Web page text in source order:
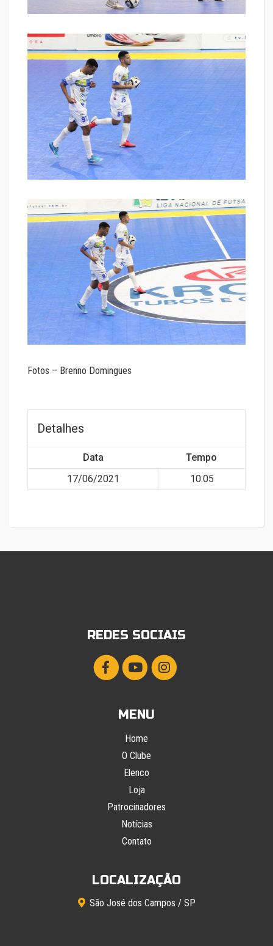
Fotos – Brenno Domingues
Detalhes
Data
Tempo
17/06/2021
10:05
REDES SOCIAIS
MENU
Home
O Clube
Elenco
Loja
Patrocinadores
Notícias
Contato
LOCALIZAÇÃO
São José dos Campos / SP